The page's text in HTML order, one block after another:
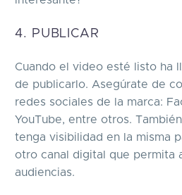
4. PUBLICAR
Cuando el video esté listo ha
de publicarlo. Asegúrate de
redes sociales de la marca:
YouTube, entre otros.
tenga visibilidad en la misma
otro canal digital que permita
audiencias.